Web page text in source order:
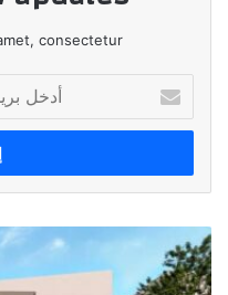
consectetur.
بريدك
الإلكتروني
شركة
مدينة
مصر